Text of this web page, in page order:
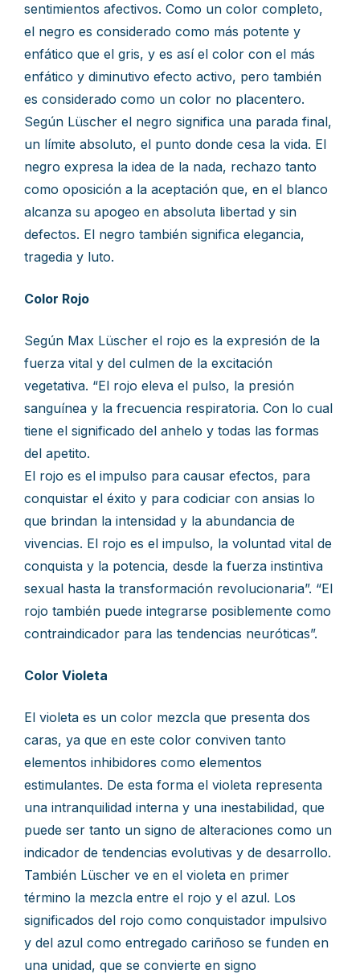
sentimientos afectivos. Como un color completo,
el negro es considerado como más potente y
enfático que el gris, y es así el color con el más
enfático y diminutivo efecto activo, pero también
es considerado como un color no placentero.
Según Lüscher el negro significa una parada final,
un límite absoluto, el punto donde cesa la vida. El
negro expresa la idea de la nada, rechazo tanto
como oposición a la aceptación que, en el blanco
alcanza su apogeo en absoluta libertad y sin
defectos. El negro también significa elegancia,
tragedia y luto.
Color Rojo
Según Max Lüscher el rojo es la expresión de la
fuerza vital y del culmen de la excitación
vegetativa. “El rojo eleva el pulso, la presión
sanguínea y la frecuencia respiratoria. Con lo cual
tiene el significado del anhelo y todas las formas
del apetito.
El rojo es el impulso para causar efectos, para
conquistar el éxito y para codiciar con ansias lo
que brindan la intensidad y la abundancia de
vivencias. El rojo es el impulso, la voluntad vital de
conquista y la potencia, desde la fuerza instintiva
sexual hasta la transformación revolucionaria”. “El
rojo también puede integrarse posiblemente como
contraindicador para las tendencias neuróticas”.
Color Violeta
El violeta es un color mezcla que presenta dos
caras, ya que en este color conviven tanto
elementos inhibidores como elementos
estimulantes. De esta forma el violeta representa
una intranquilidad interna y una inestabilidad, que
puede ser tanto un signo de alteraciones como un
indicador de tendencias evolutivas y de desarrollo.
También Lüscher ve en el violeta en primer
término la mezcla entre el rojo y el azul. Los
significados del rojo como conquistador impulsivo
y del azul como entregado cariñoso se funden en
una unidad, que se convierte en signo